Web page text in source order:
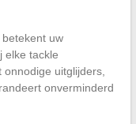
uw
elke tackle
uitglijders,
onverminderd